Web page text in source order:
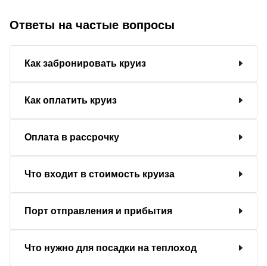
Ответы на частые вопросы
Как забронировать круиз
Как оплатить круиз
Оплата в рассрочку
Что входит в стоимость круиза
Порт отправления и прибытия
Что нужно для посадки на теплоход